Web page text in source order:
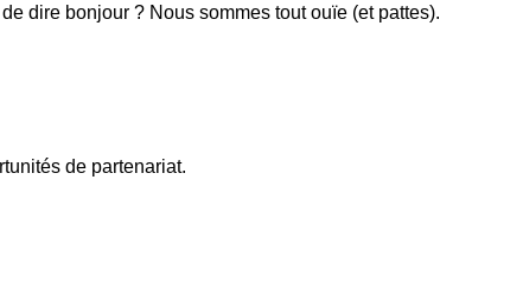
dire bonjour ? Nous sommes tout ouïe (et pattes).
de partenariat.